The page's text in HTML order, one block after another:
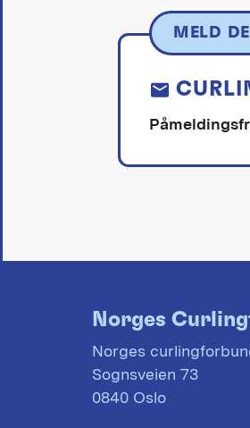
MELD
Norges
Norges
Sognsveien 73
0840 Oslo